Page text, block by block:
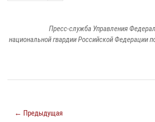
Пресс-служба Управления
национальной гвардии Российской Федерации
← Предыдущая